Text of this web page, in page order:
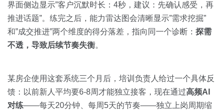
界面侧边显示”客户沉默时长：4秒，建议：先确认感受，再
推进话题”。练完之后，能力雷达图会清晰显示”需求挖掘”
和”成交推进”两个维度的得分落差，指向同一个诊断： 探需
不透，导致后续节奏失衡。
某房企使用这套系统三个月后，培训负责人给过一个具体反
馈：以前新人平均要6-8周才能独立接客，现在通过高频AI
对练——每天20分钟、每周5天的节奏——独立上岗周期缩